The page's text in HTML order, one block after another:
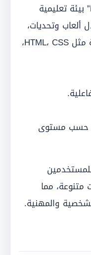
يوفر تطبيق “Mimo” بيئة تعليمية
ألعاب وتحديات،
يتضمن لغات البرمجة الشائعة مثل HTML، CSS،
حسب مستوى
مما
والمهنية.